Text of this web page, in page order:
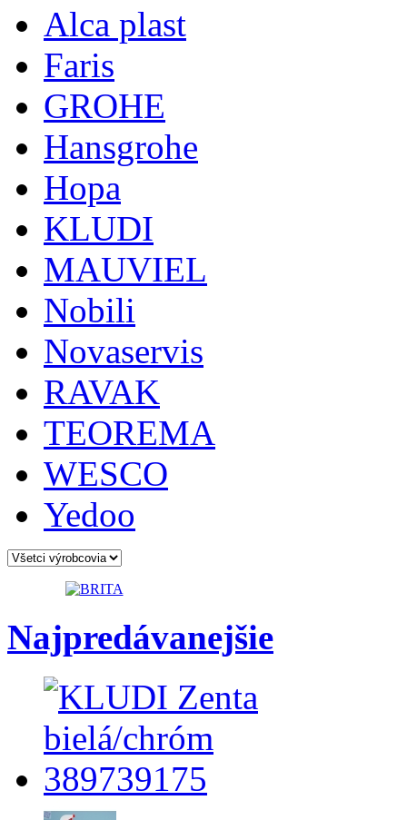
Alca plast
Faris
GROHE
Hansgrohe
Hopa
KLUDI
MAUVIEL
Nobili
Novaservis
RAVAK
TEOREMA
WESCO
Yedoo
Najpredávanejšie